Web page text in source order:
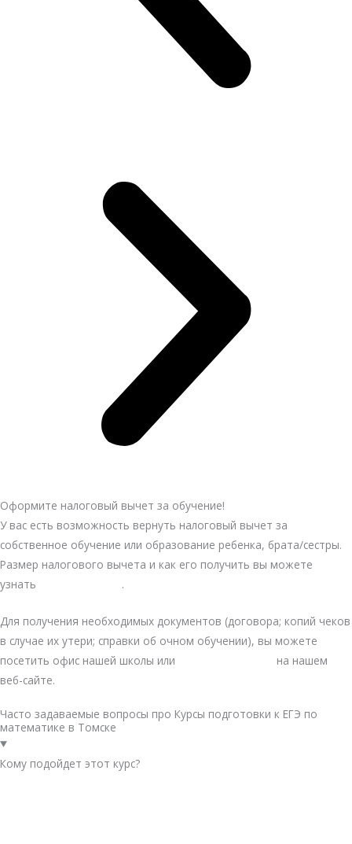
Оформите налоговый вычет за обучение!
У вас есть возможность вернуть налоговый вычет за
собственное обучение или образование ребенка, брата/сестры.
Размер налогового вычета и как его получить вы можете
узнать
.
Для получения необходимых документов (договора; копий чеков
в случае их утери; справки об очном обучении), вы можете
посетить офис нашей школы или
на нашем
веб-сайте.
Часто задаваемые вопросы про Курсы подготовки к ЕГЭ по
математике в Томске
Кому подойдет этот курс?